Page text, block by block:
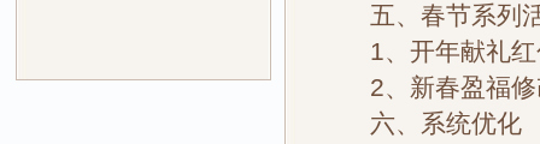
五、春节系列活
1、开年献礼红
2、新春盈福修
六、系统优化